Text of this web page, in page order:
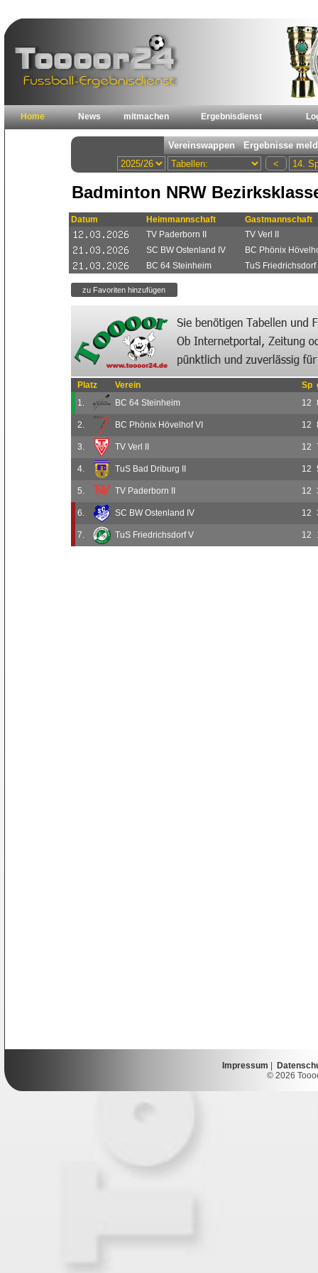
Home News mitmachen Ergebnisdienst
Badminton NRW
Datum Heimmannschaft
Gastmannschaft
TV Paderborn II
TV Verl II
SC BW Ostenland IV
BC Phönix
BC 64 Steinheim
TuS Friedrichsdorf
Platz Verein Sp
1.
BC 64 Steinheim 12
2. BC Phönix Hövelhof VI 12
3. TV Verl II 12
4. TuS Bad Driburg II 12
5. TV Paderborn II 12
6. SC BW Ostenland IV 12
7. TuS Friedrichsdorf V 12
Impressum
© 2026